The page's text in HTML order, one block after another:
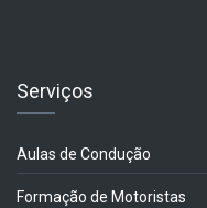
Serviços
Aulas de Condução
Formação de Motoristas